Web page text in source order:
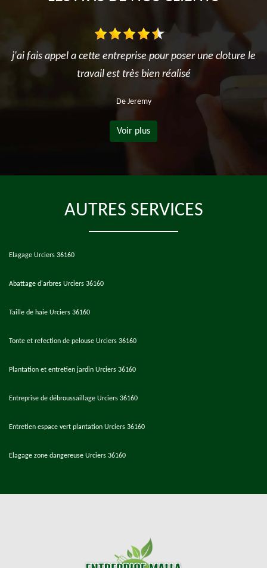
j'ai fais appel a cette entreprise pour poser une cloture le
travail est très bien réalisé
De Jeremy
Voir plus
AUTRES SERVICES
Elagage Urciers 36160
Abattage d'arbres Urciers 36160
Taille de haie Urciers 36160
Tonte et refection de pelouse Urciers 36160
Plantation et entretien jardin Urciers 36160
Entreprise de débroussaillage Urciers 36160
Entretien espace vert plantation Urciers 36160
Elagage zone dangereuse Urciers 36160